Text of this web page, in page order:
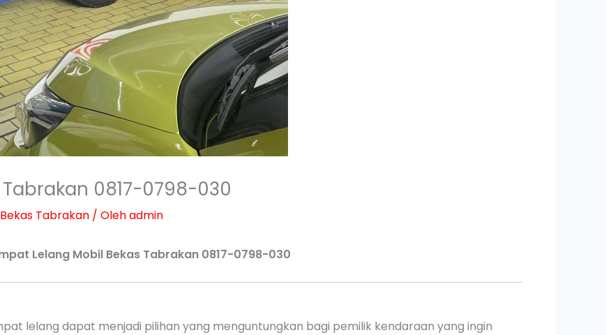
0817-0798-030
Tabrakan / Olehadmin
Lelang Mobil Bekas Tabrakan 0817-0798-030
lelang dapat menjadi pilihan yang menguntungkan bagi pemilik kendaraan yang ingin